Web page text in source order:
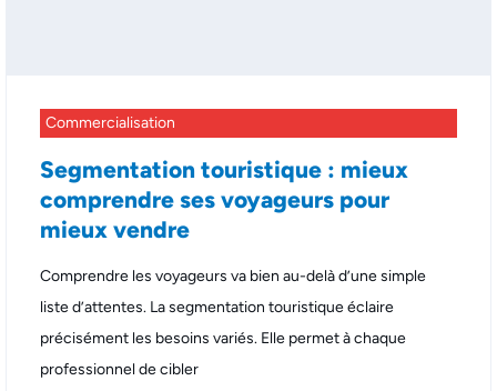
Commercialisation
Segmentation touristique : mieux
comprendre ses voyageurs pour
mieux vendre
Comprendre les voyageurs va bien au-delà d’une simple
liste d’attentes. La segmentation touristique éclaire
précisément les besoins variés. Elle permet à chaque
professionnel de cibler